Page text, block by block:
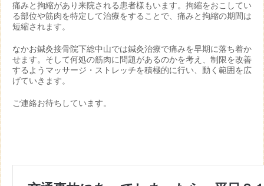
痛みと拘縮があり来院される患者様もいます。拘縮をおこしてい
る部位や筋肉を特定して治療をすることで、痛みと拘縮の期間は
短縮されます。
なかお鍼灸接骨院下総中山では鍼灸治療で痛みを早期に落ち着か
せます。そして何処の筋肉に問題があるのかを考え、制限を改善
するようマッサージ・ストレッチを積極的に行い、動く範囲を広
げていきます。
ご連絡お待ちしています。